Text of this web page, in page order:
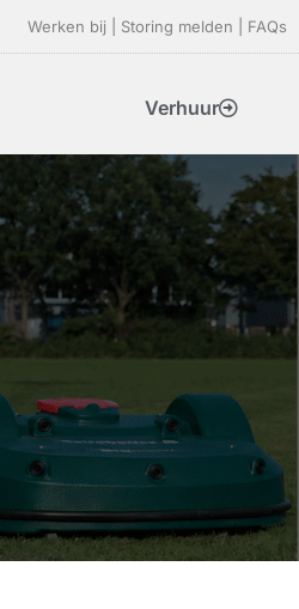
Werken bij Storing melden FAQs
Verhuur